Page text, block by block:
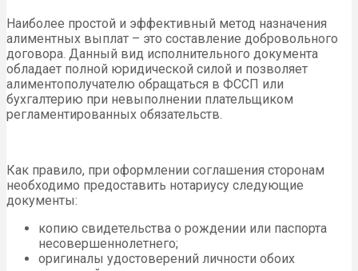
Наиболее простой и эффективный метод назначения
алиментных выплат – это составление добровольного
договора. Данный вид исполнительного документа
обладает полной юридической силой и позволяет
алиментополучателю обращаться в ФССП или
бухгалтерию при невыполнении плательщиком
регламентированных обязательств.
Как правило, при оформлении соглашения сторонам
необходимо предоставить нотариусу следующие
документы:
копию свидетельства о рождении или паспорта
несовершеннолетнего;
оригиналы удостоверений личности обоих